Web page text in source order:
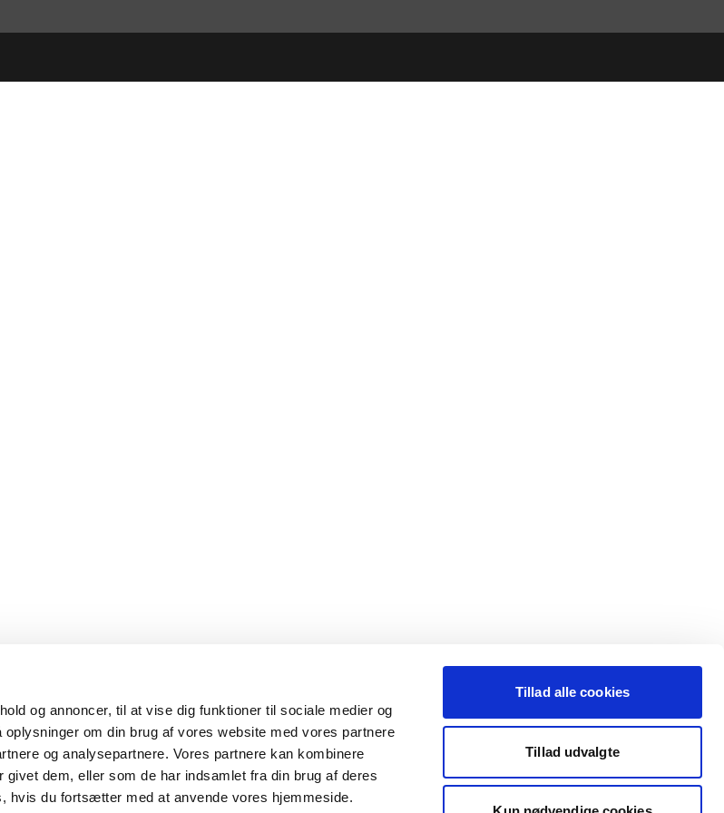
og annoncer, til at vise dig funktioner til sociale medier og
om din brug af vores website med vores partnere
og analysepartnere. Vores partnere kan kombinere
dem, eller som de har indsamlet fra din brug af deres
hvis du fortsætter med at anvende vores hjemmeside.
Tillad alle cookies
Tillad udvalgte